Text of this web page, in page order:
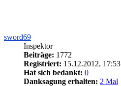
sword69
Inspektor
Beiträge: 1772
Registriert: 15.12.2012, 17:53
Hat sich bedankt: 0
Danksagung erhalten: 2 Mal